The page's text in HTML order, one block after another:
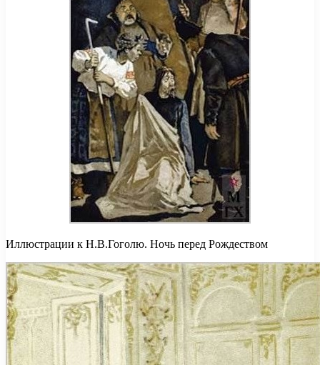
Иллюстрации к Н.В.Гоголю. Ночь перед Рождеством